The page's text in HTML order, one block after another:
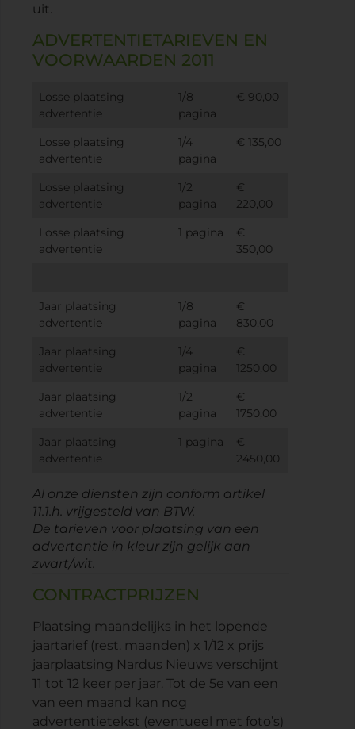
uit.
ADVERTENTIETARIEVEN EN
VOORWAARDEN 2011
Losse plaatsing
advertentie
1/8
pagina
€ 90,00
Losse plaatsing
advertentie
1/4
pagina
€ 135,00
Losse plaatsing
advertentie
1/2
pagina
€
220,00
Losse plaatsing
advertentie
1 pagina
€
350,00
Jaar plaatsing
advertentie
1/8
pagina
€
830,00
Jaar plaatsing
advertentie
1/4
pagina
€
1250,00
Jaar plaatsing
advertentie
1/2
pagina
€
1750,00
Jaar plaatsing
advertentie
1 pagina
€
2450,00
Al onze diensten zijn conform artikel
11.1.h. vrijgesteld van BTW.
De tarieven voor plaatsing van een
advertentie in kleur zijn gelijk aan
zwart/wit.
CONTRACTPRIJZEN
Plaatsing maandelijks in het lopende
jaartarief (rest. maanden) x 1/12 x prijs
jaarplaatsing Nardus Nieuws verschijnt
11 tot 12 keer per jaar. Tot de 5e van een
van een maand kan nog
advertentietekst (eventueel met foto’s)